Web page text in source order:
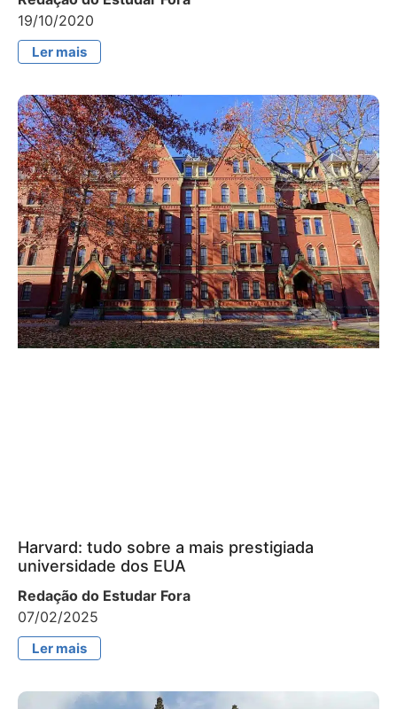
19/10/2020
Ler mais
Harvard: tudo sobre a mais prestigiada
universidade dos EUA
Redação do Estudar Fora
07/02/2025
Ler mais